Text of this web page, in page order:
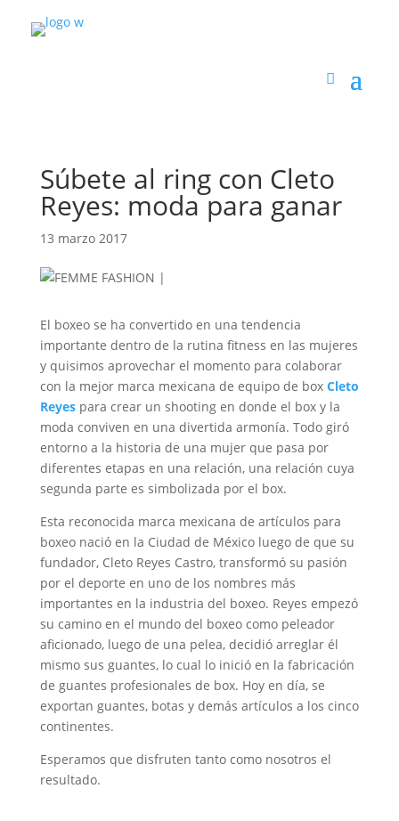
Súbete al ring con Cleto
Reyes: moda para ganar
13 marzo 2017
El boxeo se ha convertido en una tendencia
importante dentro de la rutina fitness en las mujeres
y quisimos aprovechar el momento para colaborar
con la mejor marca mexicana de equipo de box Cleto
Reyespara crear un shooting en donde el box y la
moda conviven en una divertida armonía. Todo giró
entorno a la historia de una mujer que pasa por
diferentes etapas en una relación, una relación cuya
segunda parte es simbolizada por el box.
Esta reconocida marca mexicana de artículos para
boxeo nació en la Ciudad de México luego de que su
fundador, Cleto Reyes Castro, transformó su pasión
por el deporte en uno de los nombres más
importantes en la industria del boxeo. Reyes empezó
su camino en el mundo del boxeo como peleador
aficionado, luego de una pelea, decidió arreglar él
mismo sus guantes, lo cual lo inició en la fabricación
de guantes profesionales de box. Hoy en día, se
exportan guantes, botas y demás artículos a los cinco
continentes.
Esperamos que disfruten tanto como nosotros el
resultado.